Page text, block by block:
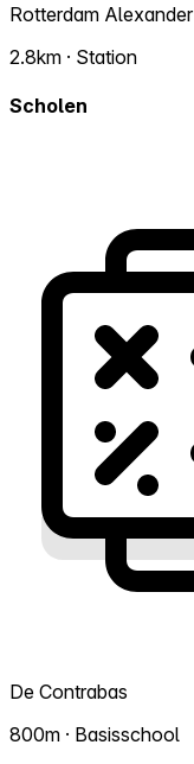
Rotterdam Alexander
2.8km · Station
Scholen
De Contrabas
800m · Basisschool